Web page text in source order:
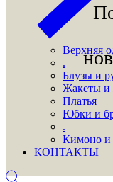
Верхняя
.
Блузы и
Жакеты и
Платья
Юбки и
.
Кимоно и
КОНТАКТЫ